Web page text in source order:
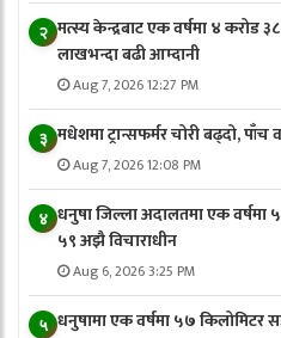
२ मत्स्य केन्द्रबाट एक वर्षमा ४ करोड
लाखभन्दा बढी आम्दानी
Aug 7, 2026 12:27 PM
३ मधेशमा ट्रान्सफर्मर चोरी बढ्दो, पाँच
Aug 7, 2026 12:08 PM
४ धनुषा जिल्ला अदालतमा एक वर्षमा
५९ अझै विचाराधीन
Aug 6, 2026 3:25 PM
५ धनुषामा एक वर्षमा ५७ किलोमिटर